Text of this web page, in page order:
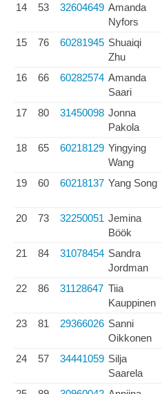
14 53 32604649 Amanda
Nyfors
15 76 60281945 Shuaiqi
Zhu
16 66 60282574 Amanda
Saari
17 80 31450098 Jonna
Pakola
18 65 60218129 Yingying
Wang
19 60 60218137 Yang Song
20 73 32250051 Jemina
Böök
21 84 31078454 Sandra
Jordman
22 86 31128647 Tiia
Kauppinen
23 81 29366026 Sanni
Oikkonen
24 57 34441059 Silja
Saarela